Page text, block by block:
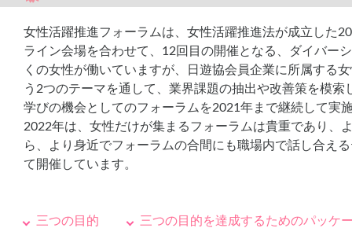
女性活躍推進フォーラムは、女性活躍推進法が成立した
ライン会場を合わせて、12回目の開催となる、ダイバー
くの女性が働いていますが、日遊協会員企業に所属する
う2つのテーマを通して、業界課題の抽出や改善策を模
学びの機会としてのフォーラムを2021年まで継続して実
2022年は、女性だけが集まるフォーラムは貴重であり、
ら、より身近でフォーラムの合間にも職場内で話し合え
て開催しています。
三つの目的 三つの目的を達成するためのパッケ